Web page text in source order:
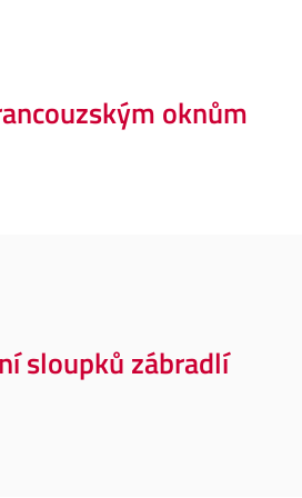
oknům
sloupků zábradlí